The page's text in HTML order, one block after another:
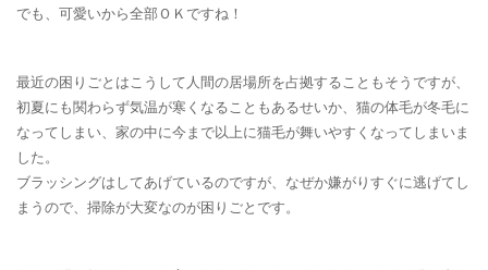
でも、可愛いから全部ＯＫですね！
最近の困りごとはこうして人間の居場所を占拠することもそうですが、
初夏にも関わらず気温が寒くなることもあるせいか、猫の体毛が冬毛に
なってしまい、家の中に今まで以上に猫毛が舞いやすくなってしまいま
した。
ブラッシングはしてあげているのですが、なぜか嫌がりすぐに逃げてし
まうので、掃除が大変なのが困りごとです。